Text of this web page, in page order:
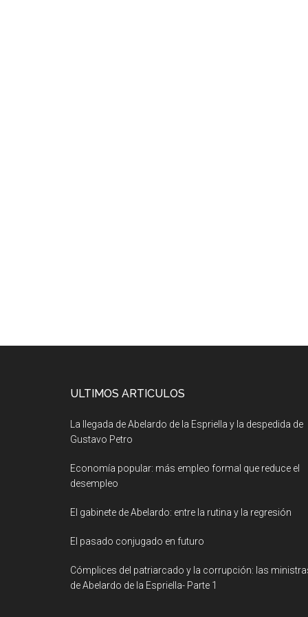
ULTIMOS ARTICULOS
La llegada de Abelardo de la Espriella y la despedida de
Gustavo Petro
Economía popular: más empleo formal que reduce el
desempleo
El gabinete de Abelardo: entre la rutina y la regresión
El pasado conjugado en futuro
Cómplices del patriarcado y la corrupción: las
de Abelardo de la Espriella- Parte 1